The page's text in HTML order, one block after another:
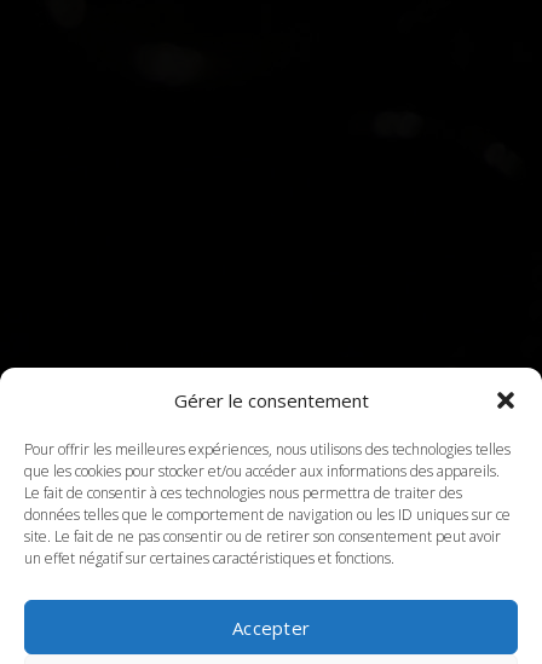
Gérer le consentement
Pour offrir les meilleures expériences, nous utilisons des technologies telles
que les cookies pour stocker et/ou accéder aux informations des appareils.
Le fait de consentir à ces technologies nous permettra de traiter des
données telles que le comportement de navigation ou les ID uniques sur ce
site. Le fait de ne pas consentir ou de retirer son consentement peut avoir
un effet négatif sur certaines caractéristiques et fonctions.
Accepter